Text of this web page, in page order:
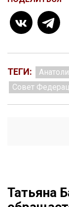
ТЕГИ:
Совет
Татьяна